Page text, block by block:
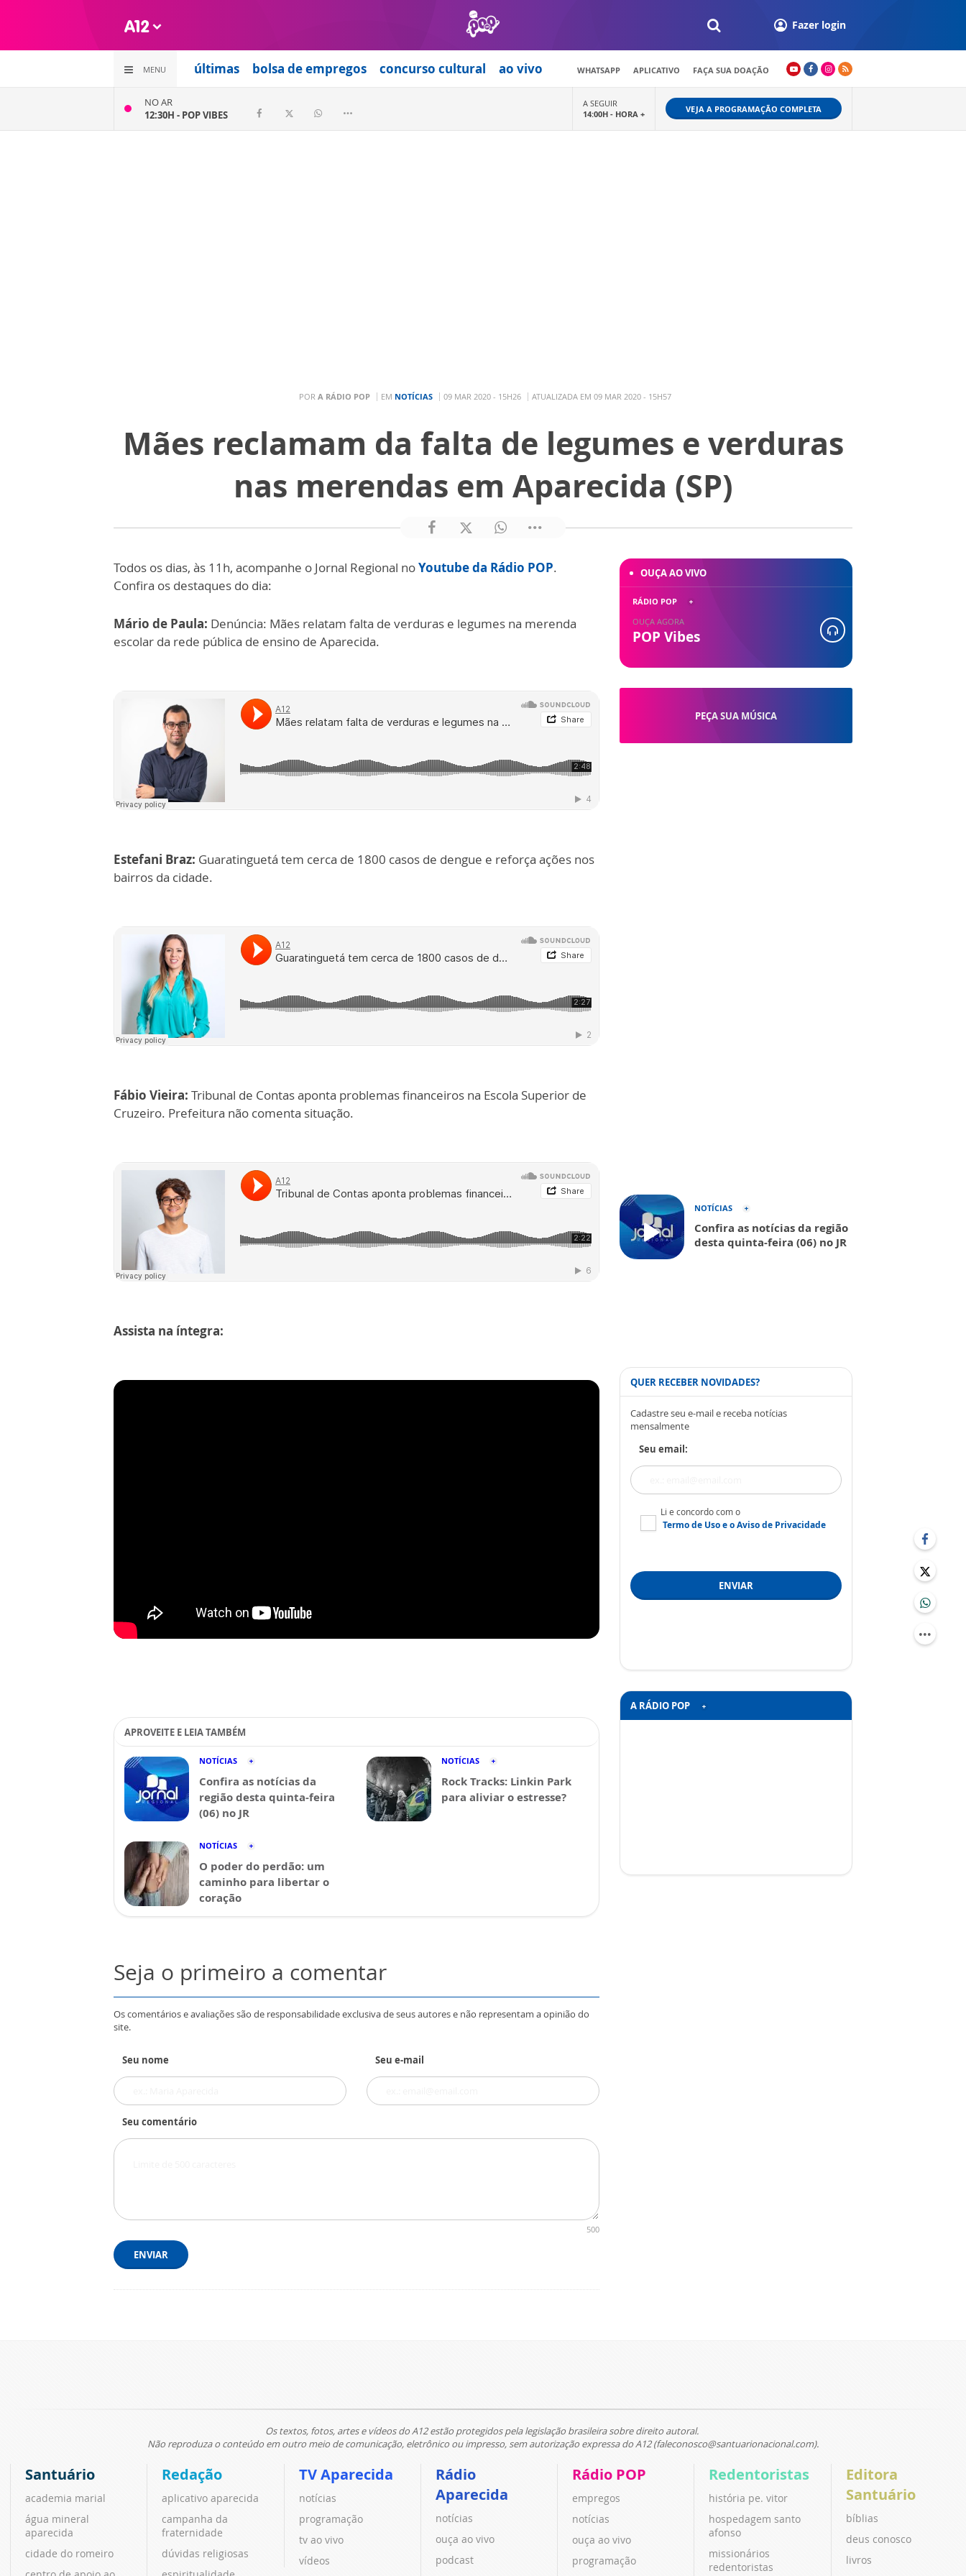
Fazer login
MENU últimas bolsa de empregos concurso cultural ao vivo WHATSAPP APLICATIVO FAÇA SUA DOAÇÃO
NO AR
12:30H - POP VIBES
A SEGUIR
14:00H - HORA + VEJA A PROGRAMAÇÃO COMPLETA
POR A RÁDIO POP EM NOTÍCIAS 09 MAR 2020 - 15H26 ATUALIZADA EM 09 MAR 2020 - 15H57
Mães reclamam da falta de legumes e verduras
nas merendas em Aparecida (SP)
Todos os dias, às 11h, acompanhe o Jornal Regional noYoutube da Rádio POP.
Confira os destaques do dia:
Mário de Paula: Denúncia: Mães relatam falta de verduras e legumes na merenda
escolar da rede pública de ensino de Aparecida.
Estefani Braz: Guaratinguetá tem cerca de 1800 casos de dengue e reforça ações nos
bairros da cidade.
Fábio Vieira: Tribunal de Contas aponta problemas financeiros na Escola Superior de
Cruzeiro. Prefeitura não comenta situação.
Assista na íntegra:
APROVEITE E LEIA TAMBÉM
NOTÍCIAS
Confira as notícias da
região desta quinta-feira
(06) no JR
NOTÍCIAS
Rock Tracks: Linkin Park
para aliviar o estresse?
NOTÍCIAS
O poder do perdão: um
caminho para libertar o
coração
Seja o primeiro a comentar
Os comentários e avaliações são de responsabilidade exclusiva de seus autores e não representam a opinião do
site.
Seu nome Seu e-mail
Seu comentário
500
ENVIAR
PEÇA SUA MÚSICA
OUÇA AO VIVO
RÁDIO POP
OUÇA AGORA
POP Vibes
NOTÍCIAS
Confira as notícias da região
desta quinta-feira (06) no JR
QUER RECEBER NOVIDADES?
Cadastre seu e-mail e receba notícias
mensalmente
Seu email:
Li e concordo com o
Termo de Usoe oAviso de Privacidade
ENVIAR
A RÁDIO POP
Os textos, fotos, artes e vídeos do A12 estão protegidos pela legislação brasileira sobre direito autoral.
Não reproduza o conteúdo em outro meio de comunicação, eletrônico ou impresso, sem autorização expressa do A12 (faleconosco@santuarionacional.com).
Santuário
academia marial
água mineral
aparecida
cidade do romeiro
Redação
aplicativo aparecida
campanha da
fraternidade
dúvidas religiosas
TV Aparecida
notícias
programação
tv ao vivo
vídeos
Rádio
Aparecida
notícias
ouça ao vivo
podcast
Rádio POP
empregos
notícias
ouça ao vivo
programação
Redentoristas
história pe. vitor
hospedagem santo
afonso
missionários
redentoristas
Editora
Santuário
bíblias
deus conosco
livros